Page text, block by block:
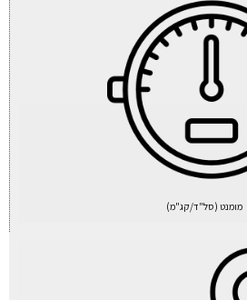
מומנט (סל"ד/קג"מ)